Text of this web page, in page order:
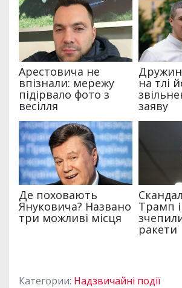
Категории: Надзвичайні події